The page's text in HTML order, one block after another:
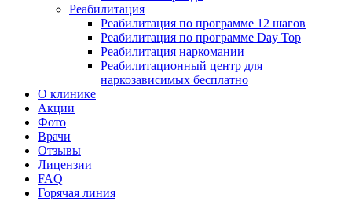
Реабилитация
Реабилитация по программе 12 шагов
Реабилитация по программе Day Top
Реабилитация наркомании
Реабилитационный центр для
наркозависимых бесплатно
О клинике
Акции
Фото
Врачи
Отзывы
Лицензии
FAQ
Горячая линия